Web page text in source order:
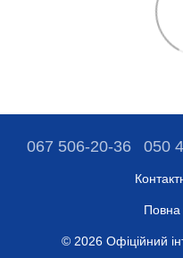
067 506-20-36 050
Повна
© 2026 Офіційний